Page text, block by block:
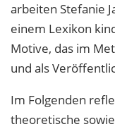
arbeiten Stefanie
einem Lexikon
Motive, das im
und als
Im Folgenden
theoretische